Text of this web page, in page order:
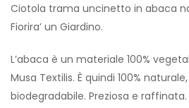
Ciotola trama uncinetto in abaca
Fiorira’ un Giardino.
L’abaca è un materiale 100%
Musa Textilis. È quindi 100%
biodegradabile. Preziosa e raffinata.